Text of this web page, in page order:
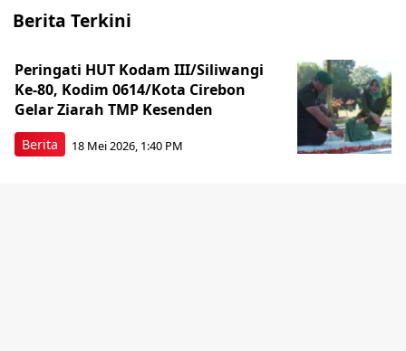
Berita Terkini
Berita
Peringati HUT Kodam III/Siliwangi
Ke-80, Kodim 0614/Kota Cirebon
Gelar Ziarah TMP Kesenden
18 Mei 2026, 1:40 PM